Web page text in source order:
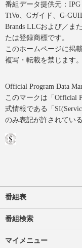
番組データ提供元：IPG
TiVo、Gガイド、G-
Brands LLCおよび／ま
たは登録商標です。
このホームページに掲
複写・転載を禁じます。
Official Program Data
このマークは「Official
式情報である「
のみ表記が許されてい
番組表
番組検索
マイメニュー